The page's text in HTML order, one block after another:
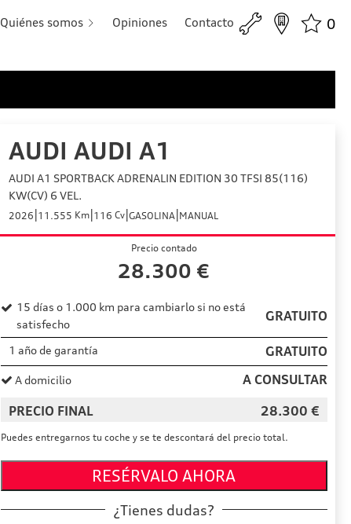
Quiénes somos Opiniones Contacto 0
AUDI AUDI A1
AUDI A1 SPORTBACK ADRENALIN EDITION 30 TFSI 85(116)
KW(CV) 6 VEL.
2026 |11.555 Km|116 Cv|GASOLINA |MANUAL
Precio contado
28.300 €
15 días o 1.000 km para cambiarlo si no está
satisfecho
GRATUITO
1 año de garantía GRATUITO
A domicilio
A CONSULTAR
PRECIO FINAL
28.300 €
Puedes entregarnos tu coche y se te descontará del precio total.
RESÉRVALO AHORA
¿Tienes dudas?